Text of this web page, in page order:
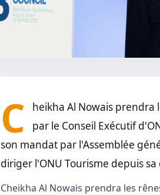
C
heikha Al Nowais prendra
par le Conseil Exécutif
son mandat par l'Assemblée
diriger l'ONU Tourisme depuis sa
Cheikha Al Nowais prendra les